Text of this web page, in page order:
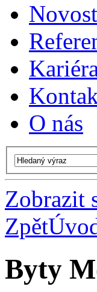
O nás
Zobrazit
Zpět
Byty